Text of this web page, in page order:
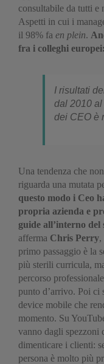
consultabile da tutti e
Aspetti in cui i
il 98% fa en plein.
fra i colleghi
I risultati
dal 2010
dei CEO è
Una tendenza che
riguarda una mutata
questo modo i Ceo
propria azienda e
guide all’interno
afferma Chris Perry,
primo passaggio è la
più sterili curricula,
percorso
punto d’arrivo. Poi
device mobile che
momento. Su
vanno dagli spezzoni
dimenticare i clienti:
persona è molto più